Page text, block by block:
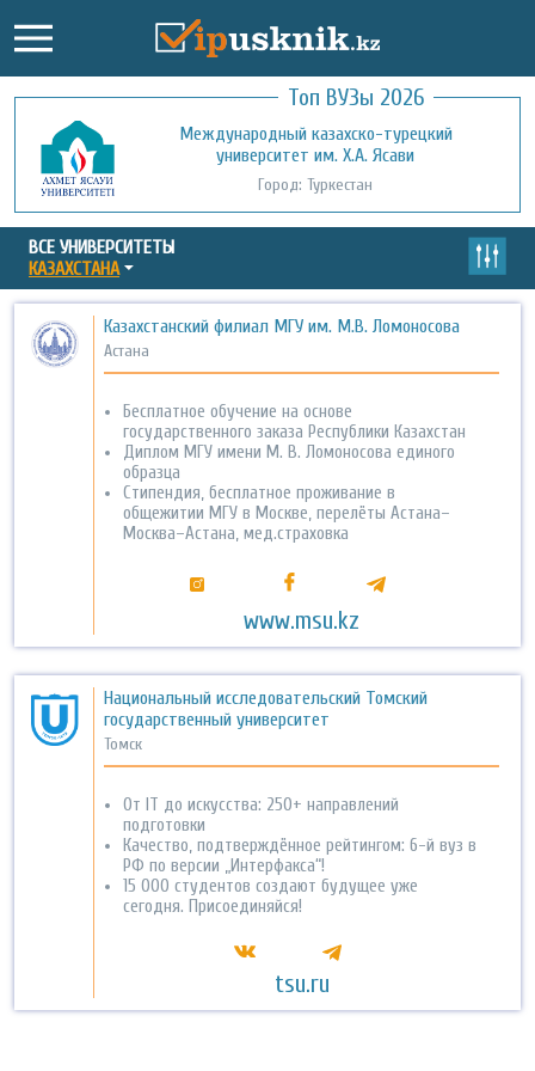
Топ ВУЗы 2026
Международный казахско-турецкий
университет им. Х.А. Ясави
Город: Туркестан
Кызылординский открытый
университет
Город: Кызылорда
ВСЕ УНИВЕРСИТЕТЫ
КАЗАХСТАНА
Казахстанский филиал МГУ им. М.В. Ломоносова
Астана
Бесплатное обучение на основе
государственного заказа Республики Казахстан
Диплом МГУ имени М. В. Ломоносова единого
образца
Стипендия, бесплатное проживание в
общежитии МГУ в Москве, перелёты Астана–
Москва–Астана, мед.страховка
www.msu.kz
Национальный исследовательский Томский
государственный университет
Томск
От IT до искусства: 250+ направлений
подготовки
Качество, подтверждённое рейтингом: 6-й вуз в
РФ по версии „Интерфакса“!
15 000 студентов создают будущее уже
сегодня. Присоединяйся!
tsu.ru